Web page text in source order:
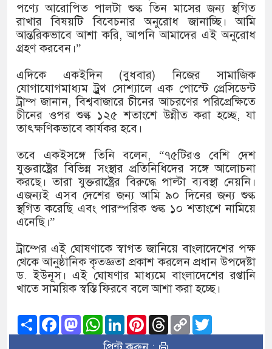
পণ্যে আরোপিত পালটা শুল্ক তিন মাসের জন্য স্থগিত
রাখার বিষয়টি বিবেচনার অনুরোধ জানাচ্ছি। আমি
আন্তরিকভাবে আশা করি, আপনি আমাদের এই অনুরোধ
গ্রহণ করবেন।”
এদিকে একইদিন (বুধবার) নিজের সামাজিক
যোগাযোগমাধ্যম ট্রুথ সোশ্যালে এক পোস্টে প্রেসিডেন্ট
ট্রাম্প জানান, বিশ্ববাজারে চীনের আচরণের পরিপ্রেক্ষিতে
চীনের ওপর শুল্ক ১২৫ শতাংশে উন্নীত করা হচ্ছে, যা
তাৎক্ষণিকভাবে কার্যকর হবে।
তবে একইসঙ্গে তিনি বলেন, “৭৫টিরও বেশি দেশ
যুক্তরাষ্ট্রের বিভিন্ন সংস্থার প্রতিনিধিদের সঙ্গে আলোচনা
করছে। তারা যুক্তরাষ্ট্রের বিরুদ্ধে পাল্টা ব্যবস্থা নেয়নি।
এজন্যই এসব দেশের জন্য আমি ৯০ দিনের জন্য শুল্ক
স্থগিত করেছি এবং পারস্পরিক শুল্ক ১০ শতাংশে নামিয়ে
এনেছি।”
ট্রাম্পের এই ঘোষণাকে স্বাগত জানিয়ে বাংলাদেশের পক্ষ
থেকে আনুষ্ঠানিক কৃতজ্ঞতা প্রকাশ করলেন প্রধান উপদেষ্টা
ড. ইউনূস। এই ঘোষণার মাধ্যমে বাংলাদেশের রপ্তানি
খাতে সাময়িক স্বস্তি ফিরবে বলে আশা করা হচ্ছে।
ShareFacebook
Mastodon
WhatsApp
LinkedInPinterest
Threads
Copy
Link